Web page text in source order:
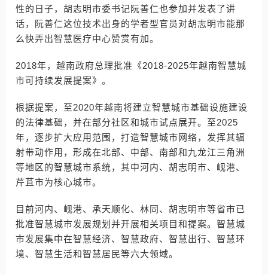
性的日子，胡志明市委书记阮善仁也参加并发表了讲
话，阮善仁这位技术出身的学者型官员对胡志明市能那
么快弄出智慧医疗中心赞赏有加。
2018年，越南政府总理批准《2018-2025年越南智慧城
市可持续发展提案》。
根据提案，至2020年越南将建立智慧城市基础设施建设
的法律基础，并在部分社区和城市试点展开。至2025
年，逐步扩大应用范围，打造智慧城市网络，发挥其辐
射带动作用，形成在北部、中部、南部和九龙江三角洲
等地区的智慧城市系统，其中河内、胡志明市、岘港、
芹苴市为核心城市。
目前河内、岘港、承天顺化、林同、胡志明市等省市已
批准智慧城市发展规划并开展相关项目和提案。智慧城
市发展集中在智慧经济、智慧政府、智慧出行、智慧环
境、智慧生活和智慧居民等六大领域。